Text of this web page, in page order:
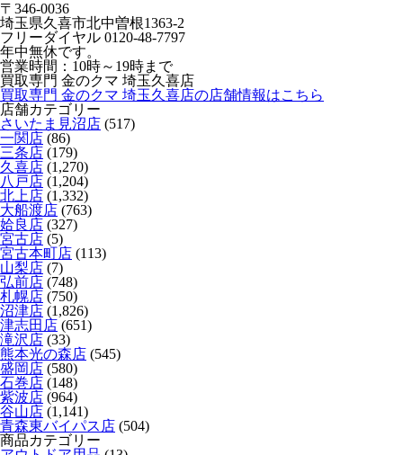
〒346-0036
埼玉県久喜市北中曽根1363-2
フリーダイヤル 0120-48-7797
年中無休です。
営業時間：10時～19時まで
買取専門 金のクマ 埼玉久喜店
買取専門 金のクマ 埼玉久喜店の店舗情報はこちら
店舗カテゴリー
さいたま見沼店 (517)
一関店 (86)
三条店 (179)
久喜店 (1,270)
八戸店 (1,204)
北上店 (1,332)
大船渡店 (763)
姶良店 (327)
宮古店 (5)
宮古本町店 (113)
山梨店 (7)
弘前店 (748)
札幌店 (750)
沼津店 (1,826)
津志田店 (651)
滝沢店 (33)
熊本光の森店 (545)
盛岡店 (580)
石巻店 (148)
紫波店 (964)
谷山店 (1,141)
青森東バイパス店 (504)
商品カテゴリー